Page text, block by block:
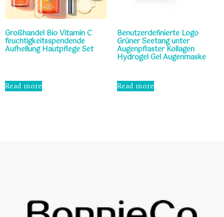
Großhandel Bio Vitamin C
feuchtigkeitsspendende
Aufhellung Hautpflege Set
out
of
5
Read more
Benutzerdefinierte Logo
Grüner Seetang unter
Augenpflaster Kollagen
Hydrogel Gel Augenmaske
0
out
Read more